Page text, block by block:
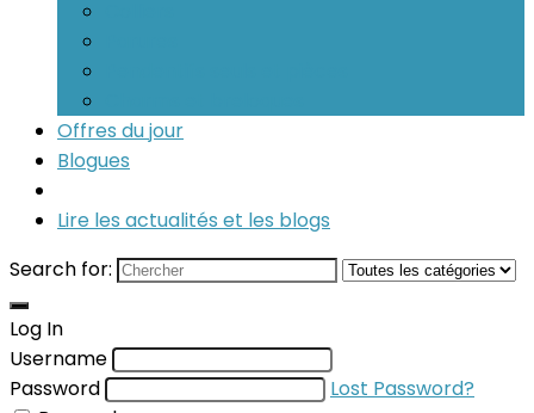
Offres du jour
Blogues
Lire les actualités et les blogs
Search for:
Log In
Username
Password
Lost Password?